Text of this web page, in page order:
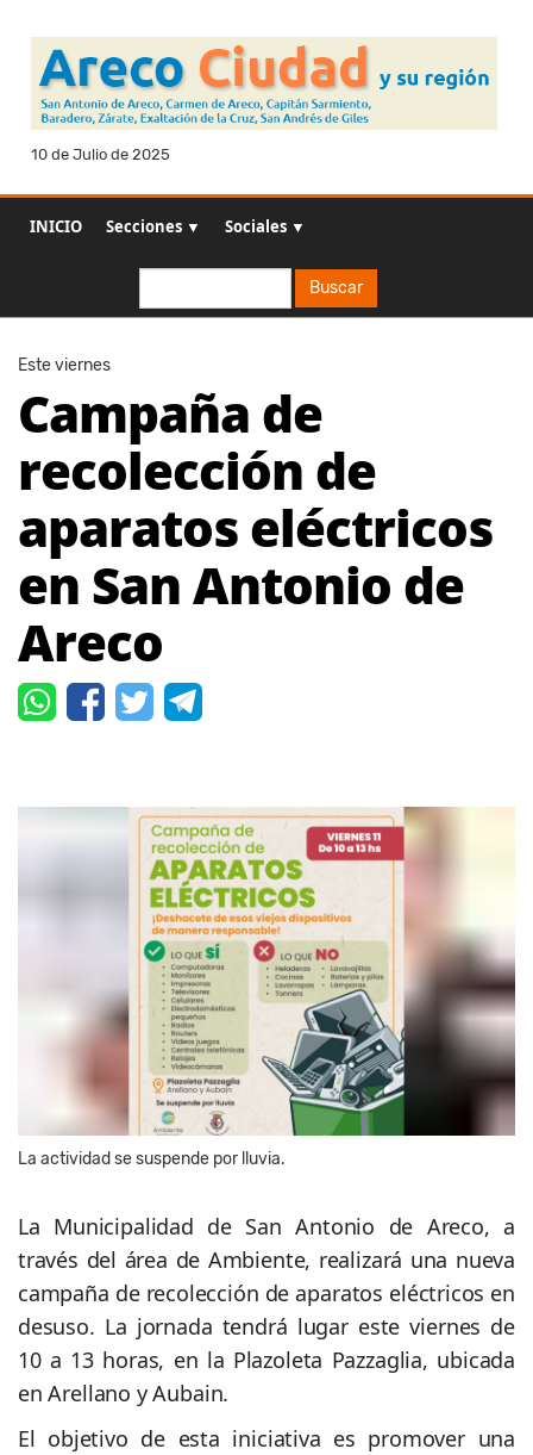
10 de Julio de 2025
INICIO Secciones ▼ Sociales ▼
Buscar
Este viernes
Campaña de
recolección de
aparatos eléctricos
en San Antonio de
Areco
La actividad se suspende por lluvia.
La Municipalidad de San Antonio de Areco, a
través del área de Ambiente, realizará una nueva
campaña de recolección de aparatos eléctricos en
desuso. La jornada tendrá lugar este viernes de
10 a 13 horas, en la Plazoleta Pazzaglia, ubicada
en Arellano y Aubain.
El objetivo de esta iniciativa es promover una